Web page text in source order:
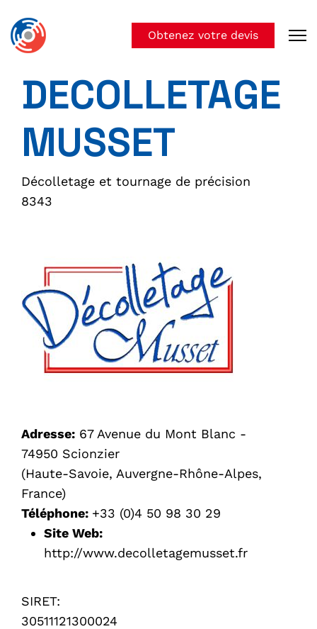
Obtenez votre devis
DECOLLETAGE
MUSSET
Décolletage et tournage de précision
8343
Adresse: 67 Avenue du Mont Blanc -
74950 Scionzier
(Haute-Savoie, Auvergne-Rhône-Alpes,
France)
Téléphone: +33 (0)4 50 98 30 29
Site Web:
http://www.decolletagemusset.fr
SIRET:
30511121300024